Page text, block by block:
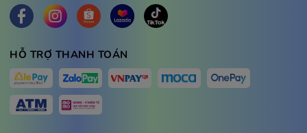
HỖ TRỢ THANH TOÁN